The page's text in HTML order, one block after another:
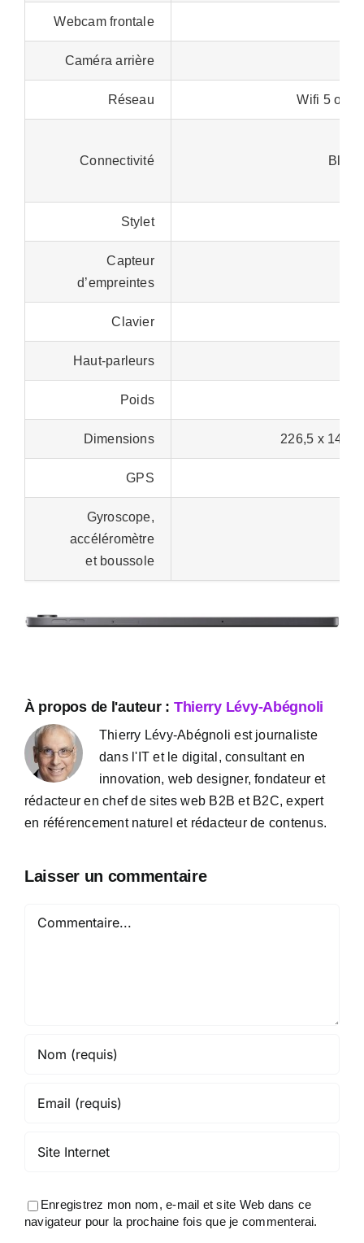
Webcam frontale
Caméra arrière
Réseau Wifi 5 ou
Connectivité
Stylet
Capteur
d’empreintes
Clavier
Haut-parleurs
Poids
Dimensions 226,5 x 148 x
GPS
Gyroscope,
accéléromètre
et boussole
À propos de l'auteur : Thierry Lévy-Abégnoli
Thierry Lévy-Abégnoli est journaliste
dans l'IT et le digital, consultant en
innovation, web designer, fondateur et
rédacteur en chef de sites web B2B et B2C, expert
en référencement naturel et rédacteur de contenus.
Laisser un commentaire
Enregistrez mon nom, e-mail et site Web dans ce
navigateur pour la prochaine fois que je commenterai.